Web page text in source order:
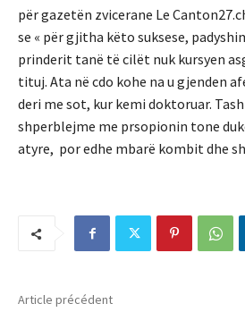
për gazetën zvicerane Le
se « për gjitha këto suksese,
prinderit tanë të cilët nuk kursyen
tituj. Ata në cdo kohe na u gjenden
deri me sot, kur kemi doktoruar.
shperblejme me prsopionin tone
atyre, por edhe mbarë kombit dhe
Article précédent